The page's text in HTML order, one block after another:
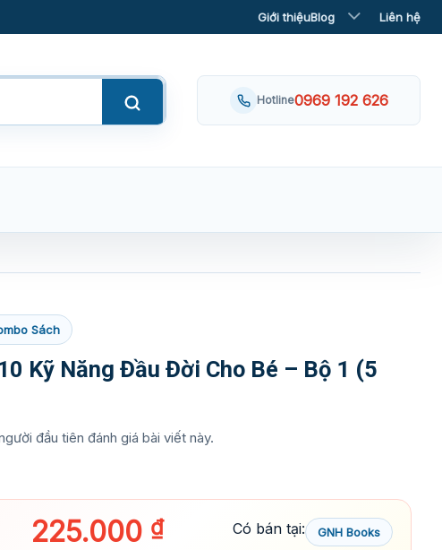
Giới thiệuBlog Liên hệ
Hotline0969 192 626
Sách
Kỹ Năng Đầu Đời Cho Bé – Bộ 1 (5
đầu tiên đánh giá bài viết này.
225.000 ₫ Có bán tại: GNH Books